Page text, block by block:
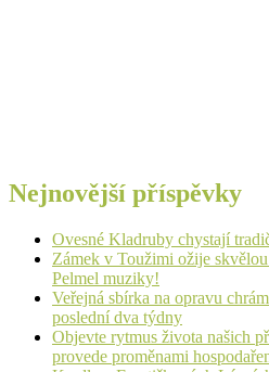
Nejnovější příspěvky
Ovesné Kladruby chystají
Zámek v Toužimi ožije
Pelmel muziky!
Veřejná sbírka na opravu
poslední dva týdny
Objevte rytmus života našich
provede proměnami